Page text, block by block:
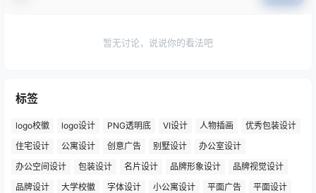
暂无讨论，说说你的看法吧
标签
logo校徽 logo设计 PNG透明底 VI设计 人物插画
优秀包装设计
住宅设计
公寓设计 创意广告 别墅设计
办公室设计
办公空间设计
包装设计 名片设计 品牌形象设计
品牌视觉设计
品牌设计
大学校徽 字体设计 小公寓设计 平面广告 平面设计